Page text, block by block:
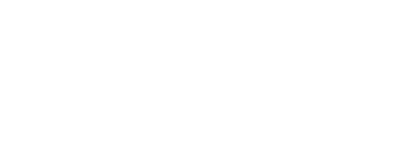
CANON, CANON'S
ANY AND ALL LIABILITY
as stated below or
by destroying the SOFTWARE